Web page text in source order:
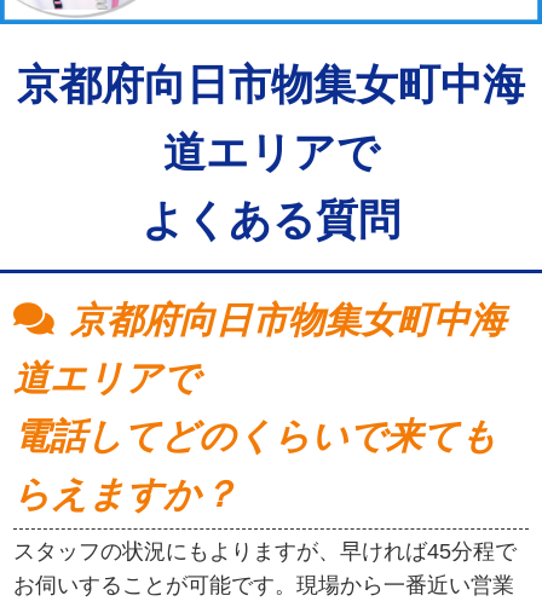
京都府向日市物集女町中海
道エリアで
よくある質問
京都府向日市物集女町中海
道エリアで
電話してどのくらいで来ても
らえますか？
スタッフの状況にもよりますが、早ければ45分程で
お伺いすることが可能です。現場から一番近い営業